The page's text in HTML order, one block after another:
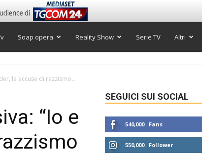
Soap opera Reality Show Serie TV Altri
le accuse di razzismo...
“Io e
SEGUICI SUI SOCIAL
540,000 Fans
550,000 Follower